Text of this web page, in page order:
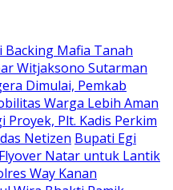
Backing Mafia Tanah
Witjaksono Sutarman
Dimulai, Pemkab
Warga Lebih Aman
Proyek, Plt. Kadis Perkim
Netizen Bupati Egi
Natar untuk Lantik
Way Kanan